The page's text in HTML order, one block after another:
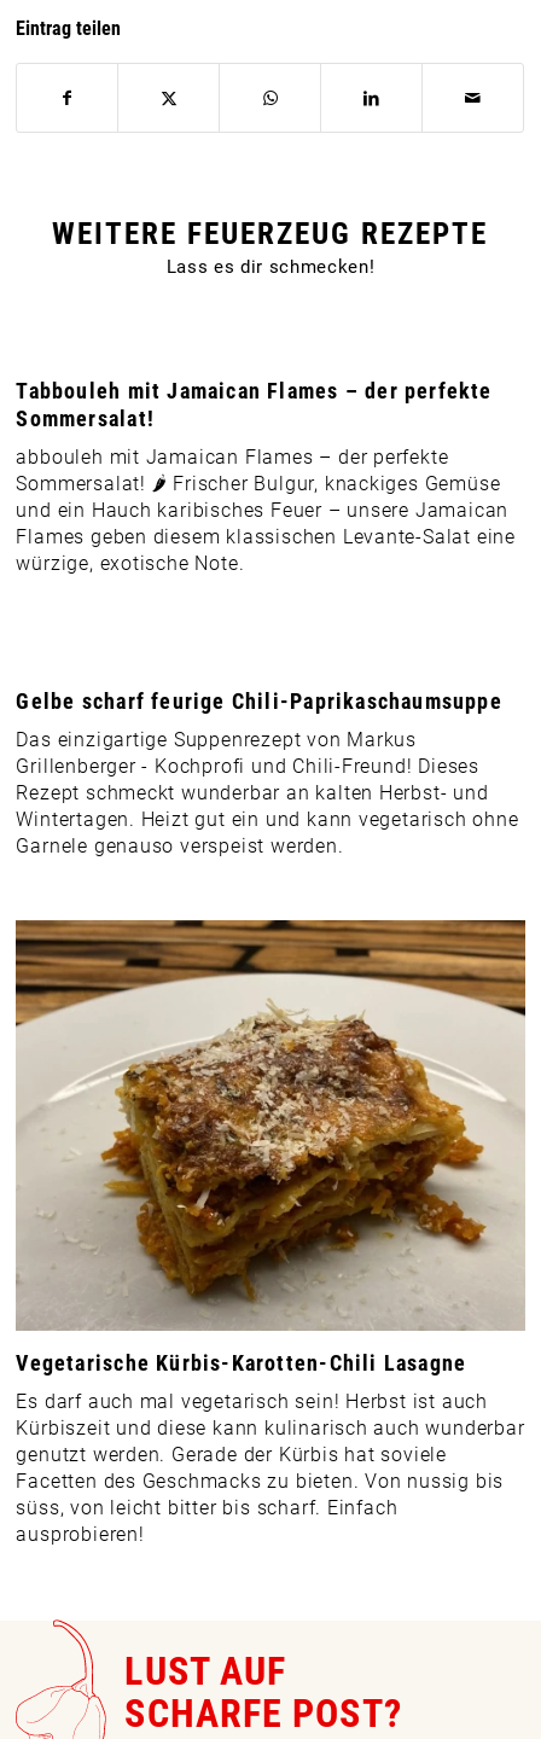
Eintrag teilen
WEITERE FEUERZEUG REZEPTE
Lass es dir schmecken!
Tabbouleh mit Jamaican Flames – der perfekte
Sommersalat!
abbouleh mit Jamaican Flames – der perfekte
Sommersalat! 🌶️ Frischer Bulgur, knackiges Gemüse
und ein Hauch karibisches Feuer – unsere Jamaican
Flames geben diesem klassischen Levante-Salat eine
würzige, exotische Note.
Gelbe scharf feurige Chili-Paprikaschaumsuppe
Das einzigartige Suppenrezept von Markus
Grillenberger - Kochprofi und Chili-Freund! Dieses
Rezept schmeckt wunderbar an kalten Herbst- und
Wintertagen. Heizt gut ein und kann vegetarisch ohne
Garnele genauso verspeist werden.
Vegetarische Kürbis-Karotten-Chili Lasagne
Es darf auch mal vegetarisch sein! Herbst ist auch
Kürbiszeit und diese kann kulinarisch auch wunderbar
genutzt werden. Gerade der Kürbis hat soviele
Facetten des Geschmacks zu bieten. Von nussig bis
süss, von leicht bitter bis scharf. Einfach
ausprobieren!
LUST AUF
SCHARFE POST?